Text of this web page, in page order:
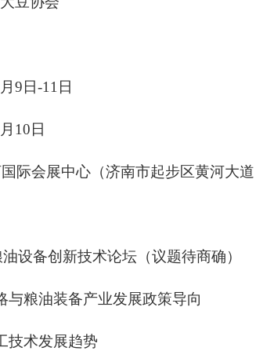
月 9日-11 日
月 10 日
际会展中心（济南市起步区黄河大道
油设备创新技术论坛 （议题待商确）
与粮油装备产业发展政策导向
技术发展趋势